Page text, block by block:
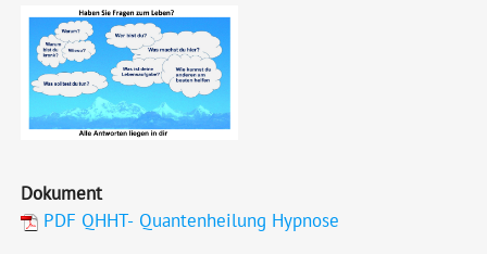
Dokument
PDF QHHT- Quantenheilung Hypnose